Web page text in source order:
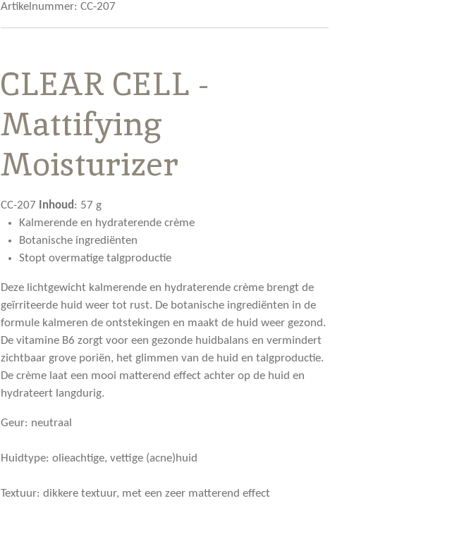
Artikelnummer: CC-207
CLEAR CELL -
Mattifying
Moisturizer
CC-207 Inhoud: 57 g
Kalmerende en hydraterende crème
Botanische ingrediënten
Stopt overmatige talgproductie
Deze lichtgewicht kalmerende en hydraterende crème brengt de
geïrriteerde huid weer tot rust. De botanische ingrediënten in de
formule kalmeren de ontstekingen en maakt de huid weer gezond.
De vitamine B6 zorgt voor een gezonde huidbalans en vermindert
zichtbaar grove poriën, het glimmen van de huid en talgproductie.
De crème laat een mooi matterend effect achter op de huid en
hydrateert langdurig.
Geur: neutraal
Huidtype: olieachtige, vettige (acne)huid
Textuur: dikkere textuur, met een zeer matterend effect